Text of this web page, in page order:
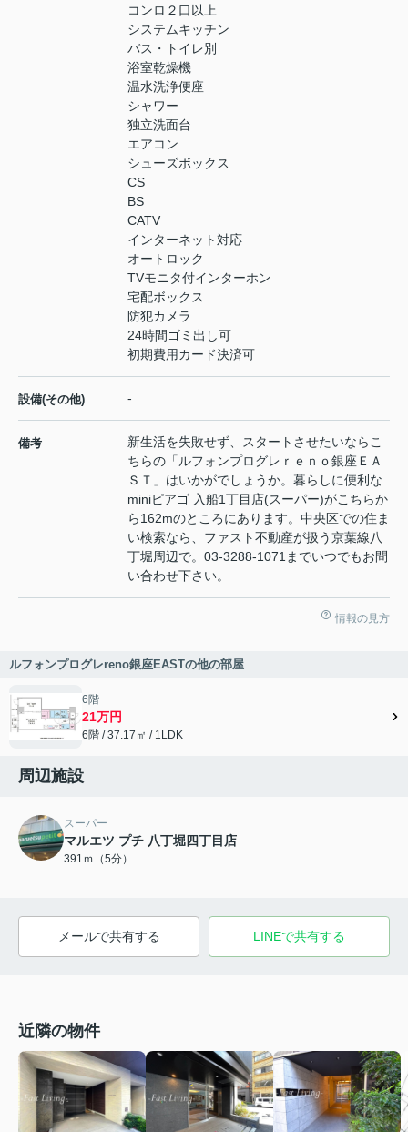
コンロ２口以上
システムキッチン
バス・トイレ別
浴室乾燥機
温水洗浄便座
シャワー
独立洗面台
エアコン
シューズボックス
CS
BS
CATV
インターネット対応
オートロック
TVモニタ付インターホン
宅配ボックス
防犯カメラ
24時間ゴミ出し可
初期費用カード決済可
設備(その他) -
備考
新生活を失敗せず、スタートさせたいならこ
ちらの「ルフォンプログレｒｅｎｏ銀座ＥＡ
ＳＴ」はいかがでしょうか。暮らしに便利な
miniピアゴ 入船1丁目店(スーパー)がこちらか
ら162mのところにあります。中央区での住ま
い検索なら、ファスト不動産が扱う京葉線八
丁堀周辺で。03-3288-1071までいつでもお問
い合わせ下さい。
情報の見方
ルフォンプログレreno銀座EASTの他の部屋
6階
21万円
6階 / 37.17㎡ / 1LDK
周辺施設
スーパー
マルエツ プチ 八丁堀四丁目店
391ｍ（5分）
メールで共有する LINEで共有する
近隣の物件